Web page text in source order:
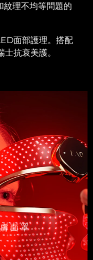
紋理不均等問題的
面部護理。搭配
抗衰美護。
面罩
massage
& balm
on-the-go
device
skincare
light therapy
for young skin
理
toothbrush
sonic toothbrush
toothbrush
Set
& 18% PAP gel
aging
aging set
護理
LED mask
scalp massager
serum
年輕化
Therapy
Therapy
預計送達日期8/11/26
預計送達日期
預計送達日期
預計送達日期8/12/26
預計送達日期8/8/26
預計送達日期
預計送達日期8/8/26
預計送達日期8/8/26